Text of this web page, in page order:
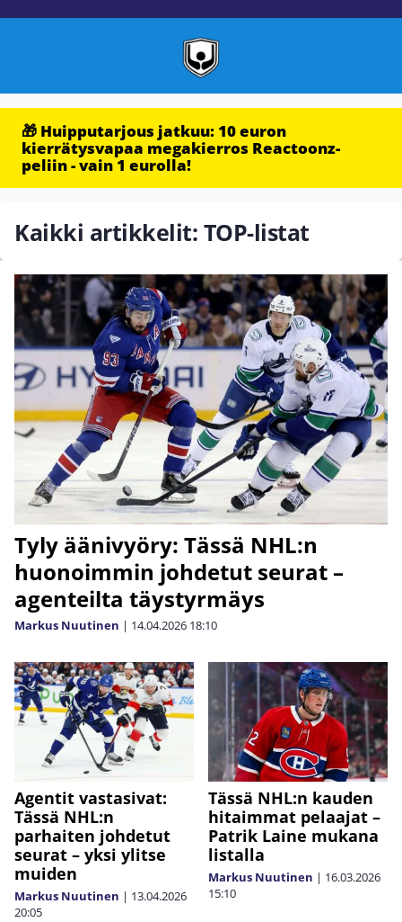
🎁 Huipputarjous jatkuu: 10 euron
kierrätysvapaa megakierros Reactoonz-
peliin - vain 1 eurolla!
Kaikki artikkelit: TOP-listat
Tyly äänivyöry: Tässä NHL:n
huonoimmin johdetut seurat –
agenteilta täystyrmäys
Markus Nuutinen | 14.04.2026 18:10
Agentit vastasivat:
Tässä NHL:n
parhaiten johdetut
seurat – yksi ylitse
muiden
Markus Nuutinen | 13.04.2026
20:05
Tässä NHL:n kauden
hitaimmat pelaajat –
Patrik Laine mukana
listalla
Markus Nuutinen | 16.03.2026
15:10